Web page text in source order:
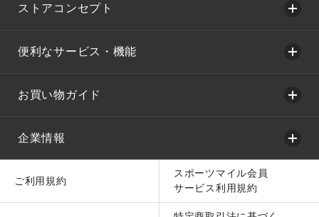
ストアコンセプト
便利なサービス・機能
お買い物ガイド
企業情報
ご利用規約
スポーツマイル会員
サービス利用規約